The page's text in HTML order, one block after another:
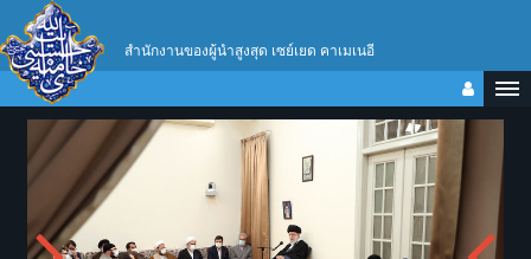
สำนักงานของผู้นำสูงสุด เซย์เยด คาเมเนอี